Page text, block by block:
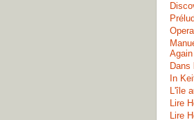
In
L'île
Lire
Lire